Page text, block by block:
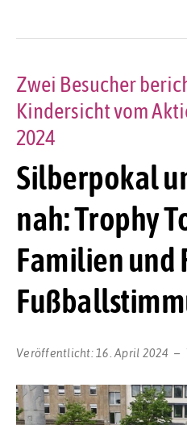
Silberpokal
nah: Trophy
Familien und
Zwei Besucher
Kindersicht vom
2024
Veröffentlicht: 16. April 2024